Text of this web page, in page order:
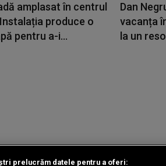
amplasat în centrul
produce o
pentru a-i...
Dan
vacanța
la un
prelucrăm datele pentru a oferi: